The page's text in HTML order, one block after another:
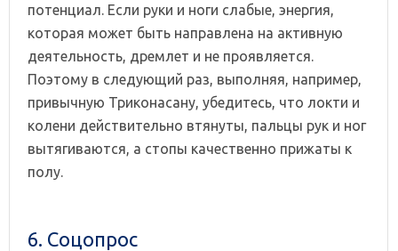
потенциал. Если руки и ноги слабые, энергия,
которая может быть направлена на активную
деятельность, дремлет и не проявляется.
Поэтому в следующий раз, выполняя, например,
привычную Триконасану, убедитесь, что локти и
колени действительно втянуты, пальцы рук и ног
вытягиваются, а стопы качественно прижаты к
полу.
6. Соцопрос